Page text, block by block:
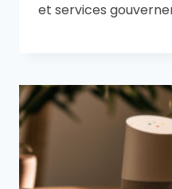
et services